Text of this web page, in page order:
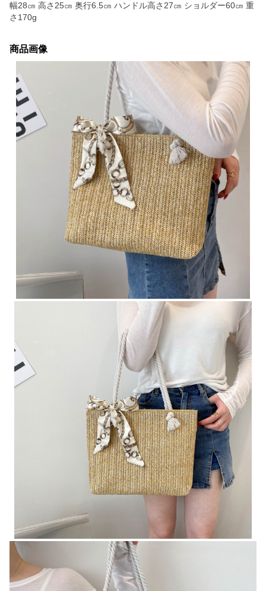
幅28㎝ 高さ25㎝ 奥行6.5㎝ ハンドル高さ27㎝ ショルダー60㎝ 重
さ170g
商品画像